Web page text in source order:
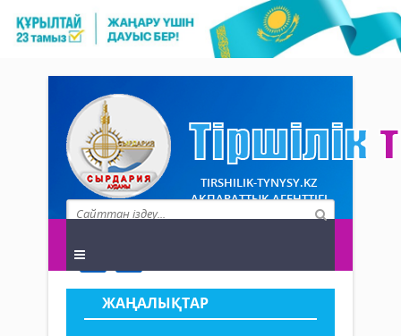
TIRSHILIK-TYNYSY.KZ
АҚПАРАТТЫҚ АГЕНТТІГІ
ЖАҢАЛЫҚТАР